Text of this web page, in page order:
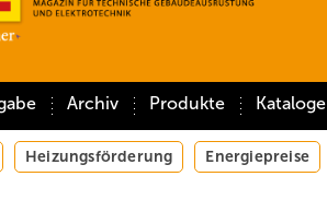
Archiv Produkte Kataloge
Heizungsförderung Energiepreise